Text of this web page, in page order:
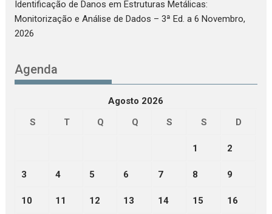
Identificação de Danos em Estruturas Metálicas:
Monitorização e Análise de Dados – 3ª Ed. a 6 Novembro,
2026
Agenda
Agosto 2026
S
T Q Q S S D
1 2
3 4 5 6 7 8 9
10 11 12 13 14 15 16